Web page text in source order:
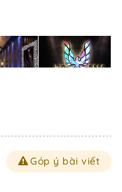
Góp ý bài viết